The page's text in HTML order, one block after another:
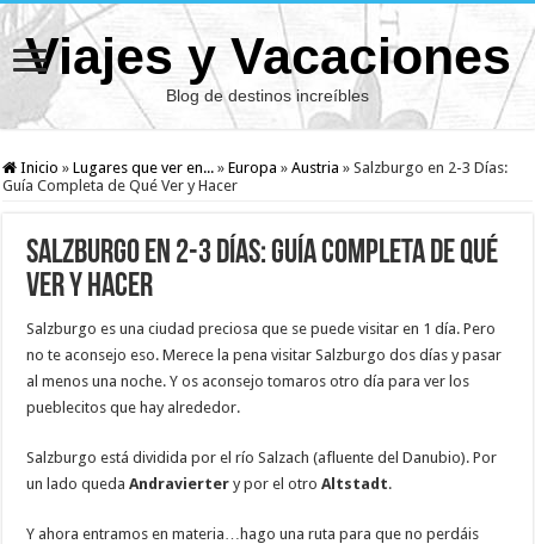
Viajes y Vacaciones
Blog de destinos increíbles
Inicio » Lugares que ver en... » Europa » Austria » Salzburgo en 2-3 Días:
Guía Completa de Qué Ver y Hacer
Salzburgo en 2-3 Días: Guía Completa de Qué
Ver y Hacer
Salzburgo es una ciudad preciosa que se puede visitar en 1 día. Pero
no te aconsejo eso. Merece la pena visitar Salzburgo dos días y pasar
al menos una noche. Y os aconsejo tomaros otro día para ver los
pueblecitos que hay alrededor.
Salzburgo está dividida por el río Salzach (afluente del Danubio). Por
un lado quedaAndravierter y por el otroAltstadt.
Y ahora entramos en materia…hago una ruta para que no perdáis